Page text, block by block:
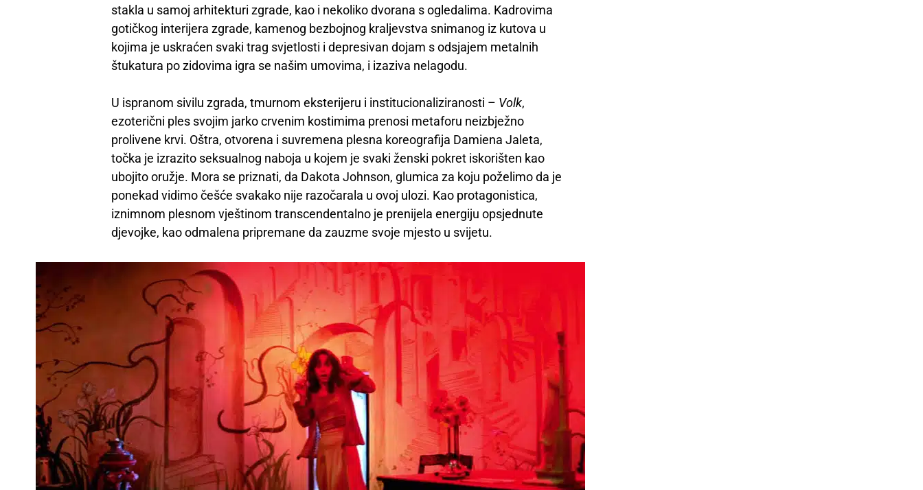
stakla u samoj arhitekturi zgrade, kao i nekoliko dvorana s ogledalima. Kadrovima
gotičkog interijera zgrade, kamenog bezbojnog kraljevstva snimanog iz kutova u
kojima je uskraćen svaki trag svjetlosti i depresivan dojam s odsjajem metalnih
štukatura po zidovima igra se našim umovima, i izaziva nelagodu.
U ispranom sivilu zgrada, tmurnom eksterijeru i institucionaliziranosti – Volk,
ezoterični ples svojim jarko crvenim kostimima prenosi metaforu neizbježno
prolivene krvi. Oštra, otvorena i suvremena plesna koreografija Damiena Jaleta,
točka je izrazito seksualnog naboja u kojem je svaki ženski pokret iskorišten kao
ubojito oružje. Mora se priznati, da Dakota Johnson, glumica za koju poželimo da je
ponekad vidimo češće svakako nije razočarala u ovoj ulozi. Kao protagonistica,
iznimnom plesnom vještinom transcendentalno je prenijela energiju opsjednute
djevojke, kao odmalena pripremane da zauzme svoje mjesto u svijetu.